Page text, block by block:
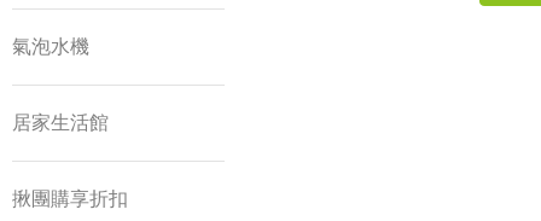
氣泡水機
居家生活館
揪團購享折扣